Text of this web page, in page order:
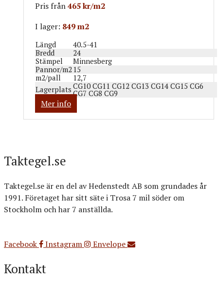
Pris från465 kr/m2
I lager: 849 m2
Längd
40.5-41
Bredd
24
Stämpel
Minnesberg
Pannor/m2 15
m2/pall
12,7
Lagerplats CG10 CG11 CG12 CG13 CG14 CG15 CG6
CG7 CG8 CG9
Mer info
Taktegel.se
Taktegel.se är en del av Hedenstedt AB som grundades år
1991. Företaget har sitt säte i Trosa 7 mil söder om
Stockholm och har 7 anställda.
Facebook
Instagram Envelope
Kontakt